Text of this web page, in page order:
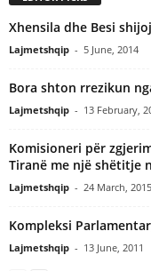
Xhensila dhe Besi
Lajmetshqip - 5 June, 2014
Bora shton rrezikun
Lajmetshqip - 13 February,
Komisioneri për
Tiranë me një shëtitje
Lajmetshqip - 24 March, 2015
Kompleksi
Lajmetshqip - 13 June, 2011